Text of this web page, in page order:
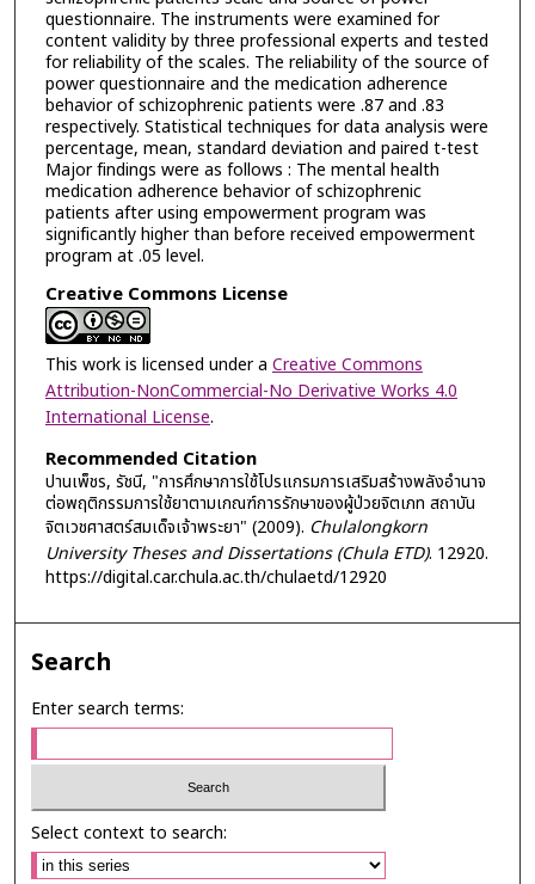
questionnaire. The instruments were examined for
content validity by three professional experts and tested
for reliability of the scales. The reliability of the source of
power questionnaire and the medication adherence
behavior of schizophrenic patients were .87 and .83
respectively. Statistical techniques for data analysis were
percentage, mean, standard deviation and paired t-test
Major findings were as follows : The mental health
medication adherence behavior of schizophrenic
patients after using empowerment program was
significantly higher than before received empowerment
program at .05 level.
Creative Commons License
This work is licensed under a Creative Commons
Attribution-NonCommercial-No Derivative Works 4.0
International License.
Recommended Citation
ปานเพ็ชร, รัชนี, "การศึกษาการใช้โปรแกรมการเสริมสร้างพลังอำนาจ
ต่อพฤติกรรมการใช้ยาตามเกณฑ์การรักษาของผู้ป่วยจิตเภท สถาบัน
จิตเวชศาสตร์สมเด็จเจ้าพระยา" (2009). Chulalongkorn
University Theses and Dissertations (Chula ETD). 12920.
https://digital.car.chula.ac.th/chulaetd/12920
Search
Enter search terms:
Select context to search: